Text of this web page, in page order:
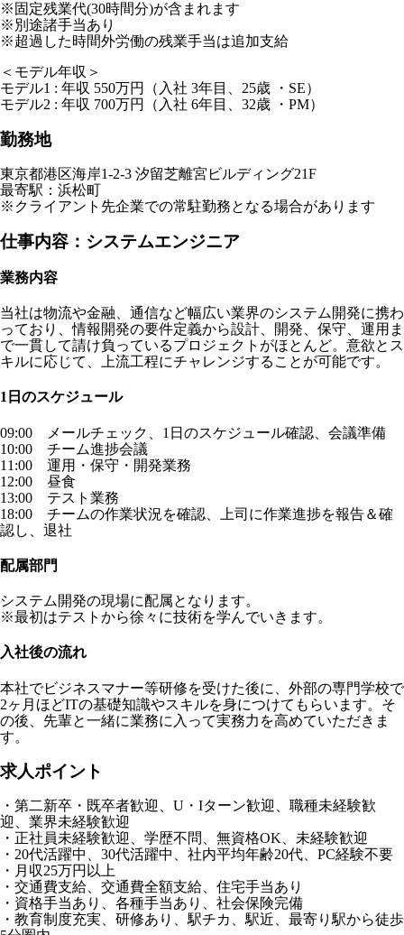
※固定残業代(30時間分)が含まれます
※別途諸手当あり
※超過した時間外労働の残業手当は追加支給
＜モデル年収＞
モデル1 : 年収 550万円（入社 3年目、25歳 ・SE）
モデル2 : 年収 700万円（入社 6年目、32歳 ・PM）
勤務地
東京都港区海岸1-2-3 汐留芝離宮ビルディング21F
最寄駅：浜松町
※クライアント先企業での常駐勤務となる場合があります
仕事内容：システムエンジニア
業務内容
当社は物流や金融、通信など幅広い業界のシステム開発に携わ
っており、情報開発の要件定義から設計、開発、保守、運用ま
で一貫して請け負っているプロジェクトがほとんど。意欲とス
キルに応じて、上流工程にチャレンジすることが可能です。
1日のスケジュール
09:00 メールチェック、1日のスケジュール確認、会議準備
10:00 チーム進捗会議
11:00 運用・保守・開発業務
12:00 昼食
13:00 テスト業務
18:00 チームの作業状況を確認、上司に作業進捗を報告＆確
認し、退社
配属部門
システム開発の現場に配属となります。
※最初はテストから徐々に技術を学んでいきます。
入社後の流れ
本社でビジネスマナー等研修を受けた後に、外部の専門学校で
2ヶ月ほどITの基礎知識やスキルを身につけてもらいます。そ
の後、先輩と一緒に業務に入って実務力を高めていただきま
す。
求人ポイント
・第二新卒・既卒者歓迎、U・Iターン歓迎、職種未経験歓
迎、業界未経験歓迎
・正社員未経験歓迎、学歴不問、無資格OK、未経験歓迎
・20代活躍中、30代活躍中、社内平均年齢20代、PC経験不要
・月収25万円以上
・交通費支給、交通費全額支給、住宅手当あり
・資格手当あり、各種手当あり、社会保険完備
・教育制度充実、研修あり、駅チカ、駅近、最寄り駅から徒歩